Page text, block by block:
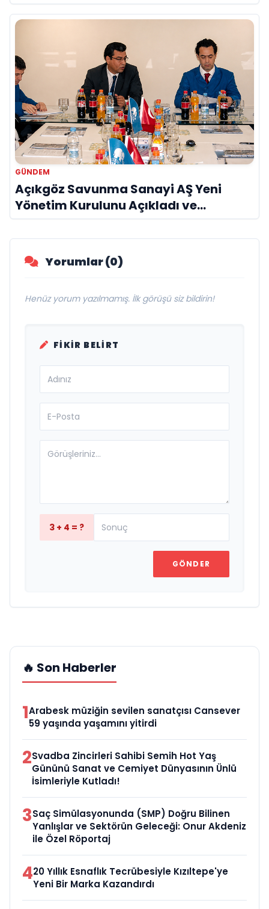
GÜNDEM
Açıkgöz Savunma Sanayi AŞ Yeni
Yönetim Kurulunu Açıkladı ve
Savunma Sanayinde Küresel Vizyon
Vurgusu
Yorumlar (0)
Henüz yorum yazılmamış. İlk görüşü siz bildirin!
FIKIR BELIRT
3 + 4 = ?
GÖNDER
🔥 Son Haberler
1Arabesk müziğin sevilen sanatçısı Cansever
59 yaşında yaşamını yitirdi
2Svadba Zincirleri Sahibi Semih Hot Yaş
Gününü Sanat ve Cemiyet Dünyasının Ünlü
İsimleriyle Kutladı!
3Saç Simülasyonunda (SMP) Doğru Bilinen
Yanlışlar ve Sektörün Geleceği: Onur Akdeniz
ile Özel Röportaj
420 Yıllık Esnaflık Tecrübesiyle Kızıltepe'ye
Yeni Bir Marka Kazandırdı